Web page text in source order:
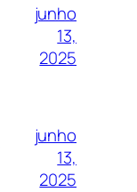
junho
13,
2025
junho
13,
2025